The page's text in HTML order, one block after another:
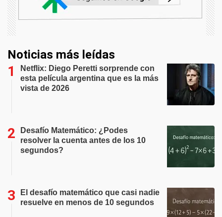
Noticias más leídas
Netflix: Diego Peretti sorprende con
esta película argentina que es la más
vista de 2026
Desafío Matemático: ¿Podes
resolver la cuenta antes de los 10
segundos?
El desafío matemático que casi nadie
resuelve en menos de 10 segundos